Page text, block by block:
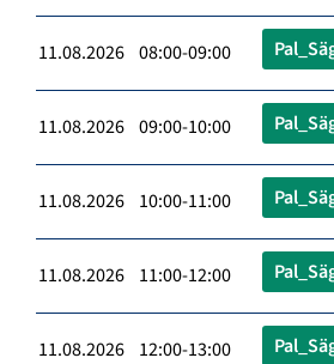
11.08.2026 08:00-09:00
11.08.2026 09:00-10:00
11.08.2026 10:00-11:00
11.08.2026 11:00-12:00
11.08.2026 12:00-13:00